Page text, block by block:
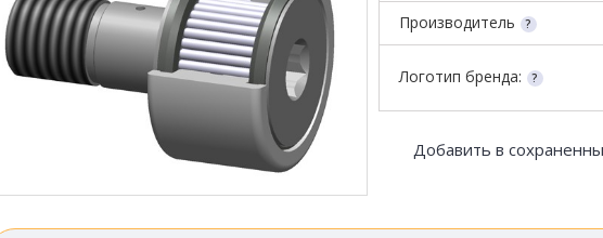
Производитель
Логотип бренда:
Добавить в